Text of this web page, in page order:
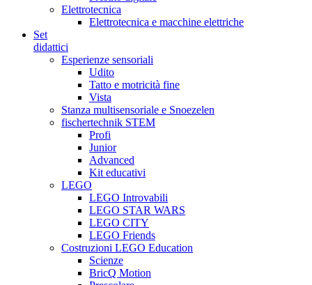
Elettrotecnica
Elettrotecnica e macchine elettriche
Set
didattici
Esperienze sensoriali
Udito
Tatto e motricità fine
Vista
Stanza multisensoriale e Snoezelen
fischertechnik STEM
Profi
Junior
Advanced
Kit educativi
LEGO
LEGO Introvabili
LEGO STAR WARS
LEGO CITY
LEGO Friends
Costruzioni LEGO Education
Scienze
BricQ Motion